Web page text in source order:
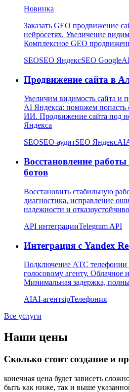
Новинка
Заказать GEO продвижение
нейросетях. Увеличение
Комплексное GEO
SEOSEO ЯндексSEO Google
Продвижение сайта в
Увеличим видимость сайта и
AI Яндекса: поможем
ИИ. Продвижение сайта под
Яндекса
SEOSEO-аудитSEO ЯндексAI
Восстановление
ботов
Восстановить стабильную
диагностика, исправление
надежности и
API интеграцииTelegram API
Интеграция с Yandex
Подключение АТС телефонии
голосовому агенту. Облачное
Минимальная задержка,
AIAI-агентsipТелефония
Все услуги
Наши цены
Сколько стоит создание и
конечная цена будет зависеть
быть как ниже, так и выше